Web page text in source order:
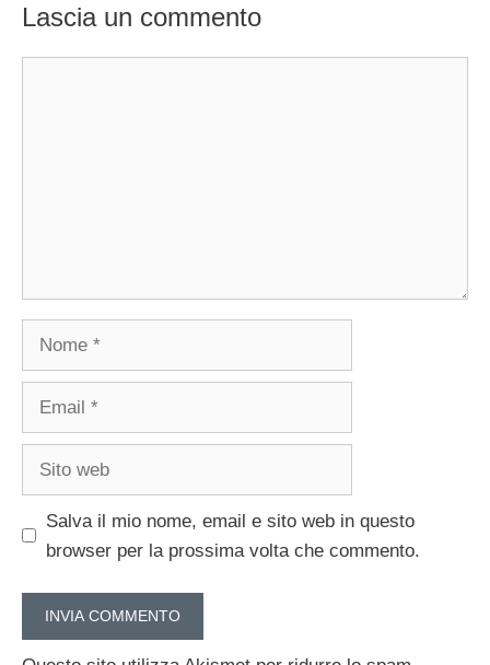
Lascia un commento
Nome
Email
Sito
Salva il mio nome, email e sito web in questo
browser per la prossima volta che commento.